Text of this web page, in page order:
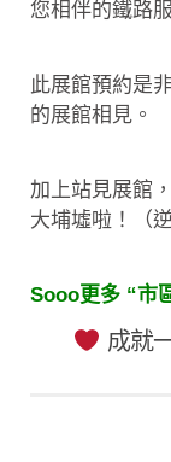
您相伴的鐵路
此展館預約是
的展館相見。
加上站見展館
大埔墟啦！（
Sooo更多 “市
成就